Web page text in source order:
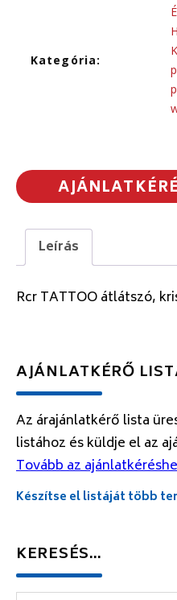
Kategória:
Leírás
Rcr TATTOO átlátszó,
AJÁNLATKÉRŐ
Az árajánlatkérő lista
listához és küldje el az
Tovább az
Készítse el listáját több
KERESÉS…